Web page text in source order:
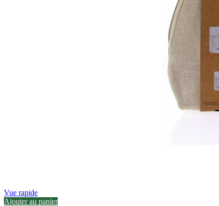
Vue rapide
Ajouter au panier